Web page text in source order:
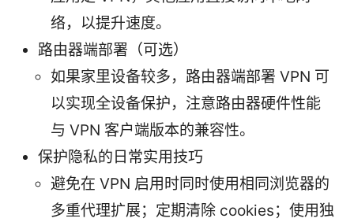
络，以提升速度。
路由器端部署（可选）
如果家里设备较多，路由器端部署 VPN 可
以实现全设备保护，注意路由器硬件性能
与 VPN 客户端版本的兼容性。
保护隐私的日常实用技巧
避免在 VPN 启用时同时使用相同浏览器的
多重代理扩展；定期清除 cookies；使用独